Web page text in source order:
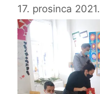
17. prosinca 2021.